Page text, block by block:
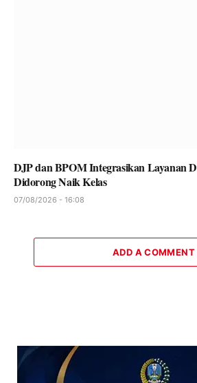
DJP dan BPOM Integrasikan Layanan
Didorong Naik Kelas
07/08/2026 - 16:08
ADD A COMMENT